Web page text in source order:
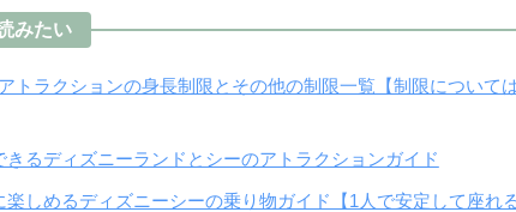
みたい
トラクションの身長制限とその他の制限一覧【制限について
るディズニーランドとシーのアトラクションガイド
しめるディズニーシーの乗り物ガイド【1人で安定して座れ